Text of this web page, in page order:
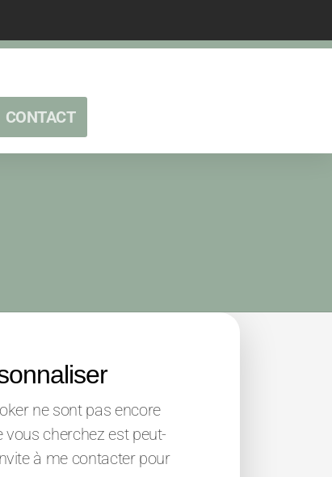
CONTACT
ne sont pas encore
vous cherchez est peut-
à me contacter pour